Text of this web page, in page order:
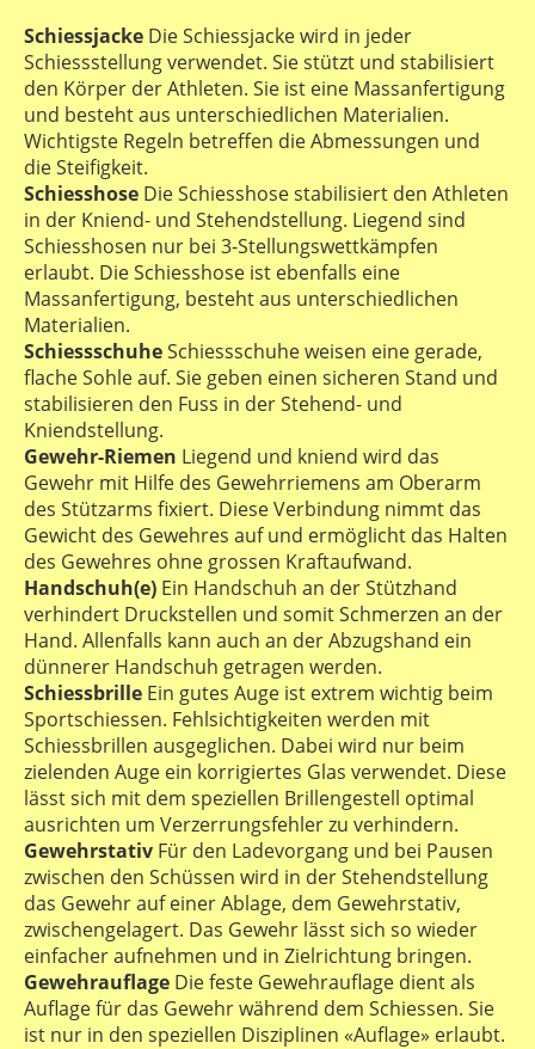
Schiessjacke Die Schiessjacke wird in jeder
Schiessstellung verwendet. Sie stützt und stabilisiert
den Körper der Athleten. Sie ist eine Massanfertigung
und besteht aus unterschiedlichen Materialien.
Wichtigste Regeln betreffen die Abmessungen und
die Steifigkeit.
Schiesshose Die Schiesshose stabilisiert den Athleten
in der Kniend- und Stehendstellung. Liegend sind
Schiesshosen nur bei 3-Stellungswettkämpfen
erlaubt. Die Schiesshose ist ebenfalls eine
Massanfertigung, besteht aus unterschiedlichen
Materialien.
SchiessschuheSchiessschuhe weisen eine gerade,
flache Sohle auf. Sie geben einen sicheren Stand und
stabilisieren den Fuss in der Stehend- und
Kniendstellung.
Gewehr-Riemen Liegend und kniend wird das
Gewehr mit Hilfe des Gewehrriemens am Oberarm
des Stützarms fixiert. Diese Verbindung nimmt das
Gewicht des Gewehres auf und ermöglicht das Halten
des Gewehres ohne grossen Kraftaufwand.
Handschuh(e) Ein Handschuh an der Stützhand
verhindert Druckstellen und somit Schmerzen an der
Hand. Allenfalls kann auch an der Abzugshand ein
dünnerer Handschuh getragen werden.
Schiessbrille Ein gutes Auge ist extrem wichtig beim
Sportschiessen. Fehlsichtigkeiten werden mit
Schiessbrillen ausgeglichen. Dabei wird nur beim
zielenden Auge ein korrigiertes Glas verwendet. Diese
lässt sich mit dem speziellen Brillengestell optimal
ausrichten um Verzerrungsfehler zu verhindern.
Gewehrstativ Für den Ladevorgang und bei Pausen
zwischen den Schüssen wird in der Stehendstellung
das Gewehr auf einer Ablage, dem Gewehrstativ,
zwischengelagert. Das Gewehr lässt sich so wieder
einfacher aufnehmen und in Zielrichtung bringen.
Gewehrauflage Die feste Gewehrauflage dient als
Auflage für das Gewehr während dem Schiessen. Sie
ist nur in den speziellen Disziplinen «Auflage» erlaubt.